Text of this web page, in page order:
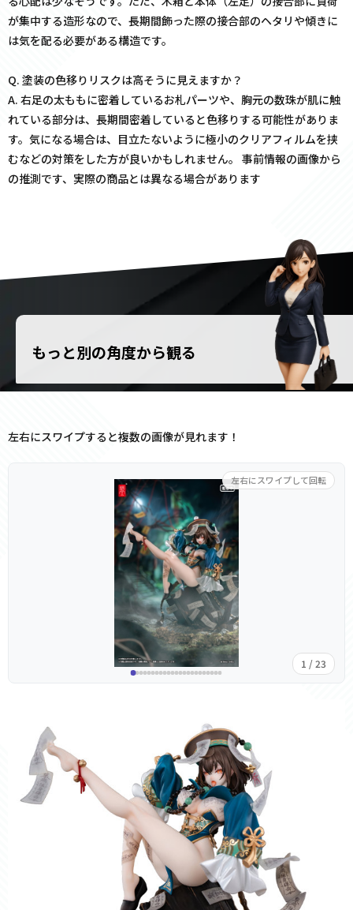
が集中する造形なので、長期間飾った際の接合部のヘタリや傾きに
は気を配る必要がある構造です。
Q. 塗装の色移りリスクは高そうに見えますか？
A. 右足の太ももに密着しているお札パーツや、胸元の数珠が肌に触
れている部分は、長期間密着していると色移りする可能性がありま
す。気になる場合は、目立たないように極小のクリアフィルムを挟
むなどの対策をした方が良いかもしれません。 事前情報の画像から
の推測です、実際の商品とは異なる場合があります
もっと別の角度から観る
左右にスワイプすると複数の画像が見れます！
1 / 23
左右にスワイプして回転